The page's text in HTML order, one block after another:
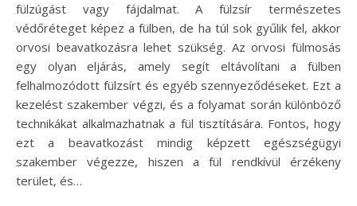
fülzúgást vagy fájdalmat. A fülzsír természetes
védőréteget képez a fülben, de ha túl sok gyűlik fel, akkor
orvosi beavatkozásra lehet szükség. Az orvosi fülmosás
egy olyan eljárás, amely segít eltávolítani a fülben
felhalmozódott fülzsírt és egyéb szennyeződéseket. Ezt a
kezelést szakember végzi, és a folyamat során különböző
technikákat alkalmazhatnak a fül tisztítására. Fontos, hogy
ezt a beavatkozást mindig képzett egészségügyi
szakember végezze, hiszen a fül rendkívül érzékeny
terület, és…